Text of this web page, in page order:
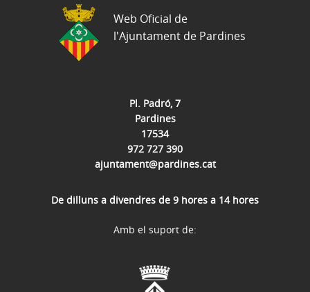
Pl. Padró, 7
Pardines
17534
972 727 390
ajuntament@pardines.cat
De dilluns a divendres de 9 hores a 14 hores
Web Oficial de
l'Ajuntament de Pardines
Amb el suport de: